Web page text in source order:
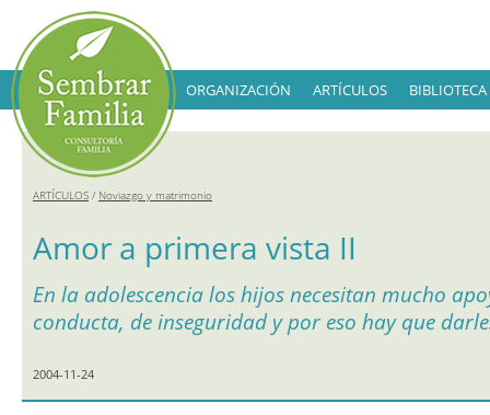
ORGANIZACIÓN ARTÍCULOS
ARTÍCULOS / Noviazgo y matrimonio
Amor a primera vista II
En la adolescencia los hijos necesitan mucho
conducta, de inseguridad y por eso hay que
2004-11-24